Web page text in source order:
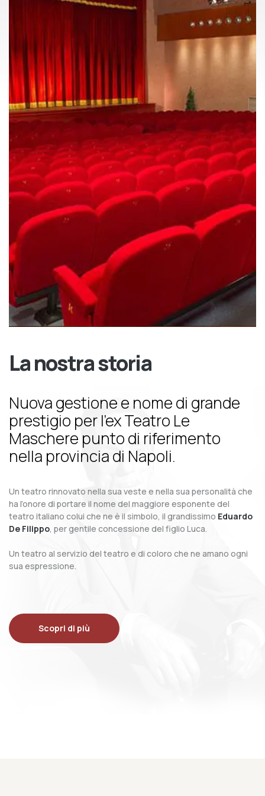
La nostra storia
Nuova gestione e nome di grande
prestigio per l’ex Teatro Le
Maschere punto di riferimento
nella provincia di Napoli.
Un teatro rinnovato nella sua veste e nella sua personalità che
ha l’onore di portare il nome del maggiore esponente del
teatro italiano colui che ne è il simbolo, il grandissimo Eduardo
De Filippo, per gentile concessione del figlio Luca.
Un teatro al servizio del teatro e di coloro che ne amano ogni
sua espressione.
Scopri di più